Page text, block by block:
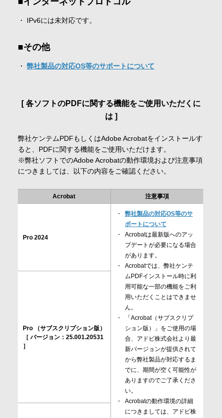
IPv6には未対応です。
その他
弊社製品の対応OS等のサポートについて
各ソフトのPDFに関する機能をご使用いただくに
は
弊社ケンテムPDFもしくはAdobe Acrobatをインストールす
ると、PDFに関する機能をご使用いただけます。
※弊社ソフトでのAdobe Acrobatの動作環境および注意事項
につきましては、以下の内容をご確認ください。
Acrobat 注意事項
Pro 2024
弊社製品の対応OS等のサ
ポートについて
Acrobatは最新版へのアッ
プデートが必要になる場合
があります。
Acrobatでは、弊社ケンテ
ムPDFインストール時に利
用可能な一部の機能をご利
用いただくことはできませ
ん。
「Acrobat（サブスクリプ
ション版）」をご使用の場
合、アドビ株式会社より最
新バージョンが提供されて
から弊社製品が対応するま
でに、期間が空く可能性が
ありますのでご了承くださ
い。
Acrobatの動作環境の詳細
につきましては、アドビ株
Pro （サブスクリプション版）
［ バージョン：25.001.20531
］